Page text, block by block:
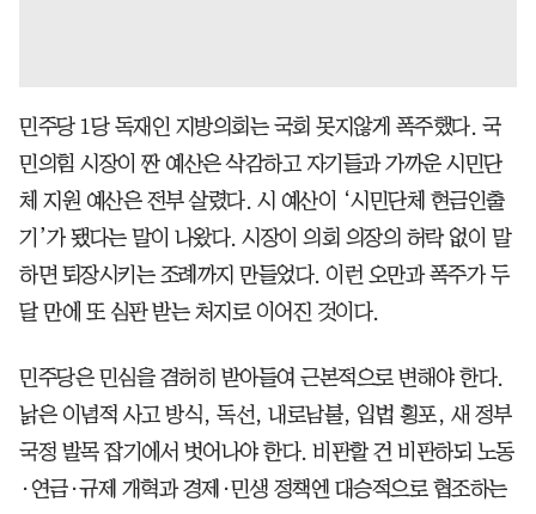
민주당 1당 독재인 지방의회는 국회 못지않게 폭주했다. 국
민의힘 시장이 짠 예산은 삭감하고 자기들과 가까운 시민단
체 지원 예산은 전부 살렸다. 시 예산이 ‘시민단체 현금인출
기’가 됐다는 말이 나왔다. 시장이 의회 의장의 허락 없이 말
하면 퇴장시키는 조례까지 만들었다. 이런 오만과 폭주가 두
달 만에 또 심판 받는 처지로 이어진 것이다.
민주당은 민심을 겸허히 받아들여 근본적으로 변해야 한다.
낡은 이념적 사고 방식, 독선, 내로남불, 입법 횡포, 새 정부
국정 발목 잡기에서 벗어나야 한다. 비판할 건 비판하되 노동
·연금·규제 개혁과 경제·민생 정책엔 대승적으로 협조하는